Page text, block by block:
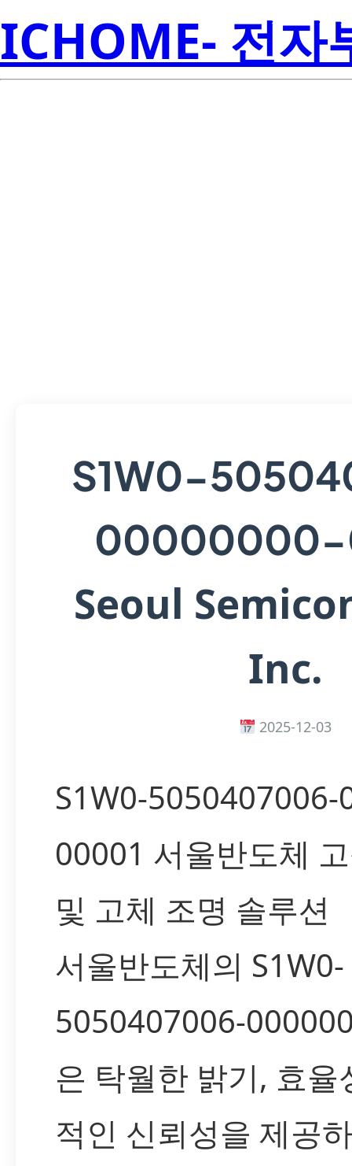
ICHOME- 전자
S1W0-
00000000-
Seoul
Inc.
2025-12-03
S1W0-
00001 서울반도체
및 고체 조명 솔루션
서울반도체의 S1W0-
5050407006-
은 탁월한 밝기, 효율
적인 신뢰성을 제공